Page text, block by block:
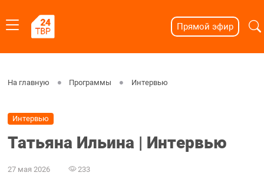
Прямой эфир
На главную Программы Интервью
Интервью
Татьяна Ильина | Интервью
27 мая 2026 233